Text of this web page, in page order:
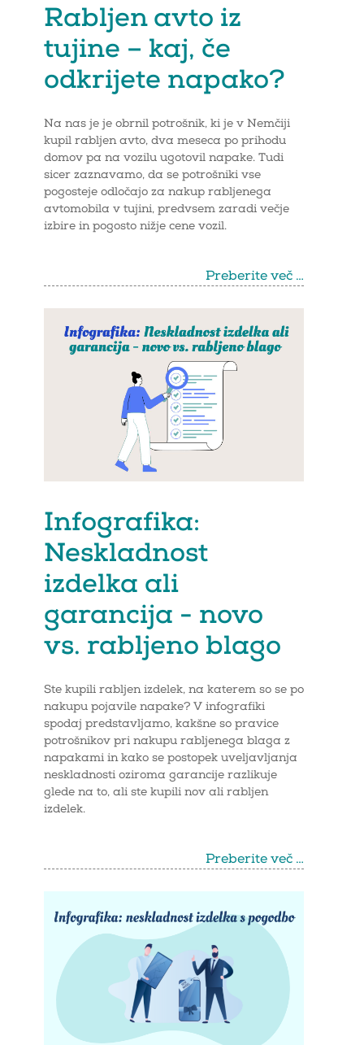
Rabljen avto iz
tujine – kaj, če
odkrijete napako?
Na nas je je obrnil potrošnik, ki je v Nemčiji
kupil rabljen avto, dva meseca po prihodu
domov pa na vozilu ugotovil napake. Tudi
sicer zaznavamo, da se potrošniki vse
pogosteje odločajo za nakup rabljenega
avtomobila v tujini, predvsem zaradi večje
izbire in pogosto nižje cene vozil.
Preberite več …
Infografika:
Neskladnost
izdelka ali
garancija - novo
vs. rabljeno blago
Ste kupili rabljen izdelek, na katerem so se po
nakupu pojavile napake? V infografiki
spodaj predstavljamo, kakšne so pravice
potrošnikov pri nakupu rabljenega blaga z
napakami in kako se postopek uveljavljanja
neskladnosti oziroma garancije razlikuje
glede na to, ali ste kupili nov ali rabljen
izdelek.
Preberite več …